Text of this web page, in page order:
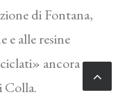
di Fontana,
e alle resine
ancora
Colla.